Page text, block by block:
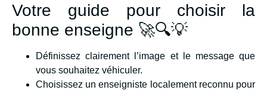
Votre guide pour choisir la
bonne enseigne 🚀🔍💡
Définissez clairement l’image et le message que
vous souhaitez véhiculer.
Choisissez un enseigniste localement reconnu pour